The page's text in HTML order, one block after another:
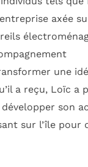
axée
une
a reçu, Loïc a
son
sur l’île pour